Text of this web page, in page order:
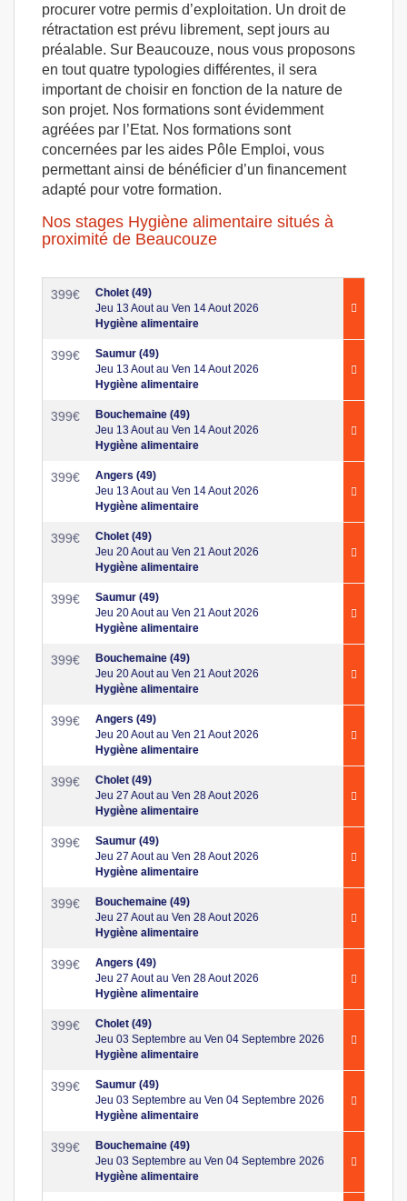
procurer votre permis d’exploitation. Un droit de
rétractation est prévu librement, sept jours au
préalable. Sur Beaucouze, nous vous proposons
en tout quatre typologies différentes, il sera
important de choisir en fonction de la nature de
son projet. Nos formations sont évidemment
agréées par l’Etat. Nos formations sont
concernées par les aides Pôle Emploi, vous
permettant ainsi de bénéficier d’un financement
adapté pour votre formation.
Nos stages Hygiène alimentaire situés à
proximité de Beaucouze
399€
Cholet (49)
Jeu 13 Aout au Ven 14 Aout 2026
Hygiène alimentaire
399€
Saumur (49)
Jeu 13 Aout au Ven 14 Aout 2026
Hygiène alimentaire
399€
Bouchemaine (49)
Jeu 13 Aout au Ven 14 Aout 2026
Hygiène alimentaire
399€
Angers (49)
Jeu 13 Aout au Ven 14 Aout 2026
Hygiène alimentaire
399€
Cholet (49)
Jeu 20 Aout au Ven 21 Aout 2026
Hygiène alimentaire
399€
Saumur (49)
Jeu 20 Aout au Ven 21 Aout 2026
Hygiène alimentaire
399€
Bouchemaine (49)
Jeu 20 Aout au Ven 21 Aout 2026
Hygiène alimentaire
399€
Angers (49)
Jeu 20 Aout au Ven 21 Aout 2026
Hygiène alimentaire
399€
Cholet (49)
Jeu 27 Aout au Ven 28 Aout 2026
Hygiène alimentaire
399€
Saumur (49)
Jeu 27 Aout au Ven 28 Aout 2026
Hygiène alimentaire
399€
Bouchemaine (49)
Jeu 27 Aout au Ven 28 Aout 2026
Hygiène alimentaire
399€
Angers (49)
Jeu 27 Aout au Ven 28 Aout 2026
Hygiène alimentaire
399€
Cholet (49)
Jeu 03 Septembre au Ven 04 Septembre 2026
Hygiène alimentaire
399€
Saumur (49)
Jeu 03 Septembre au Ven 04 Septembre 2026
Hygiène alimentaire
399€
Bouchemaine (49)
Jeu 03 Septembre au Ven 04 Septembre 2026
Hygiène alimentaire